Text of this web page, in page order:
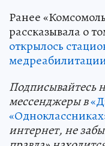
Ранее
рассказывала о
открылось
Подписывайтесь
мессенджеры в
интернет, не